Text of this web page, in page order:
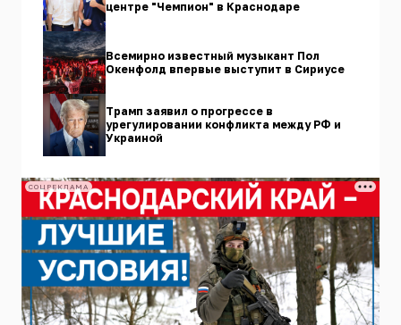
центре "Чемпион" в Краснодаре
Всемирно известный музыкант Пол
Окенфолд впервые выступит в Сириусе
Трамп заявил о прогрессе в
урегулировании конфликта между РФ и
Украиной
СОЦРЕКЛАМА